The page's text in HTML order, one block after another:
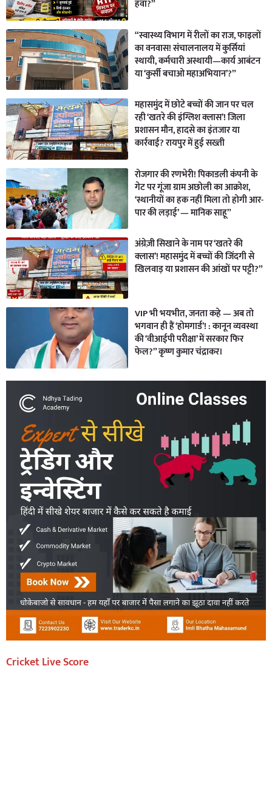
हवा?”
“स्वास्थ्य विभाग में रीलों का राज, फाइलों
का वनवास! संचालनालय में कुर्सियां
स्थायी, कर्मचारी अस्थायी—कार्य आबंटन
या ‘कुर्सी बचाओ महाअभियान’?”
महासमुंद में छोटे बच्चों की जान पर चल
रही ‘खतरे की इंग्लिश क्लास’! जिला
प्रशासन मौन, हादसे का इंतजार या
कार्रवाई? रायपुर में हुई सख्ती
रोजगार की रणभेरी! पिकाडली कंपनी के
गेट पर गूंजा ग्राम अछोली का आक्रोश,
‘स्थानीयों का हक नहीं मिला तो होगी आर-
पार की लड़ाई’ — मानिक साहू”
अंग्रेज़ी सिखाने के नाम पर ‘खतरे की
क्लास’! महासमुंद में बच्चों की जिंदगी से
खिलवाड़ या प्रशासन की आंखों पर पट्टी?”
VIP भी भयभीत, जनता कहे — अब तो
भगवान ही हैं ‘होमगार्ड’! : कानून व्यवस्था
की ‘वीआईपी परीक्षा’ में सरकार फिर
फेल?” कृष्ण कुमार चंद्राकर।
Cricket Live Score